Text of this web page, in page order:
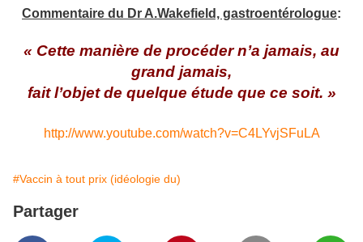
Commentaire du Dr A.Wakefield, gastroentérologue:
« Cette manière de procéder n’a jamais, au
grand jamais,
fait l’objet de quelque étude que ce soit. »
http://www.youtube.com/watch?v=C4LYvjSFuLA
#Vaccin à tout prix (idéologie du)
Partager